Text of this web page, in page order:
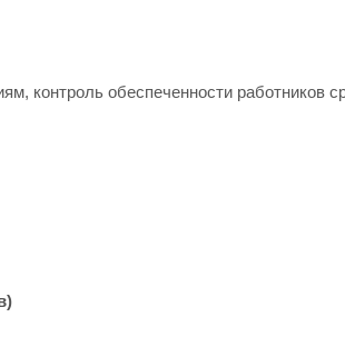
контроль обеспеченности работников